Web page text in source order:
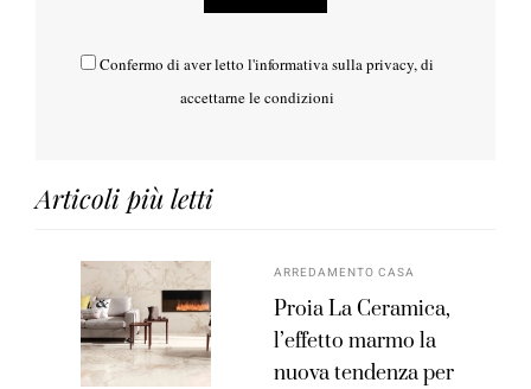
Confermo di aver letto l'informativa sulla privacy, di
accettarne le condizioni
Articoli più letti
ARREDAMENTO CASA
Proia La Ceramica,
l’effetto marmo la
nuova tendenza per